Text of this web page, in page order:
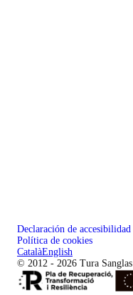
Declaración de accesibilidad
Política de cookies
CatalàEnglish
© 2012 - 2026 Tura Sanglas